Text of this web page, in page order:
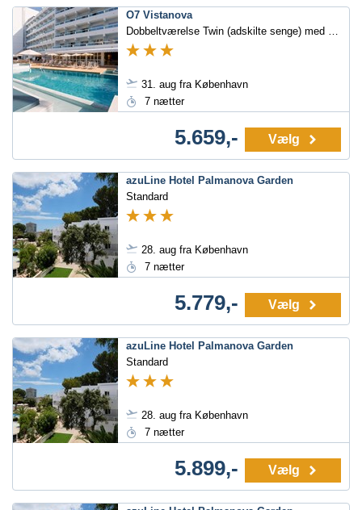
O7 Vistanova
Dobbeltværelse Twin (adskilte senge) med balkon/terrasse
31. aug fra København
7 nætter
5.659,- Vælg
azuLine Hotel Palmanova Garden
Standard
28. aug fra København
7 nætter
5.779,- Vælg
azuLine Hotel Palmanova Garden
Standard
28. aug fra København
7 nætter
5.899,- Vælg